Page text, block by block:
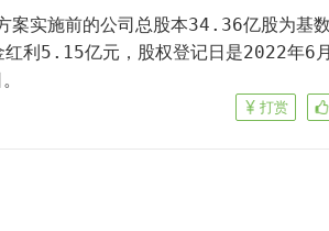
案实施前的公司总股本34.36亿股为基
利5.15亿元，股权登记日是2022年6
打赏